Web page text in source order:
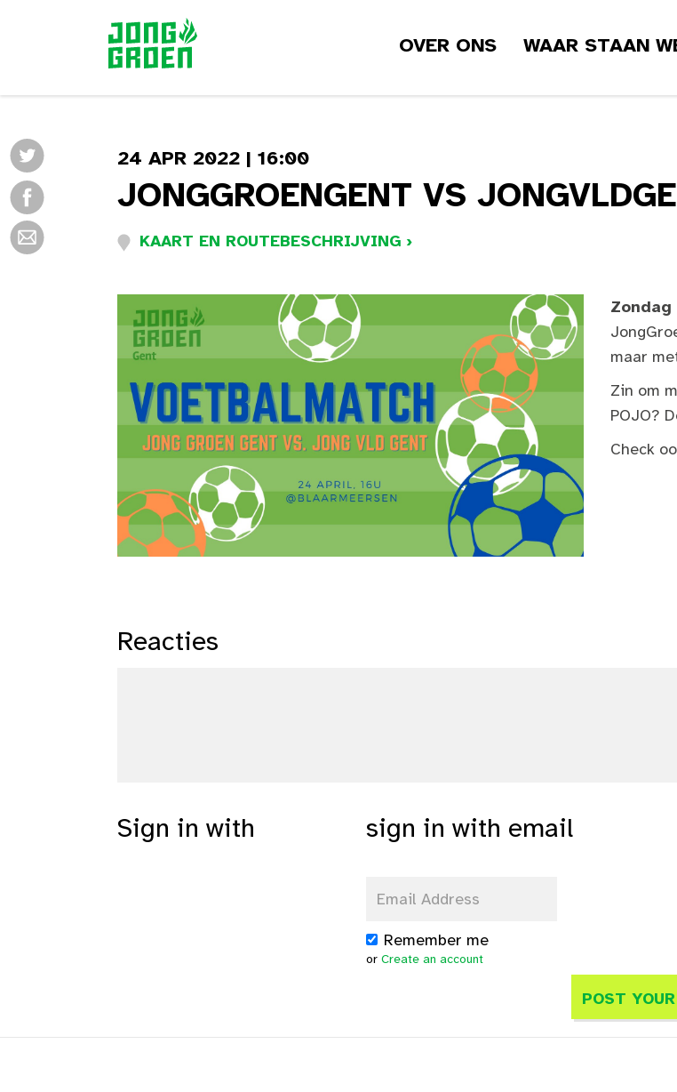
OVER ONS WAAR STAAN
24 APR 2022 | 16:00
JONGGROENGENT VS
KAART EN ROUTEBESCHRIJVING ›
maar
Zin om
POJO?
Check
Reacties
Sign in with sign in with email
Remember me
or Create an account